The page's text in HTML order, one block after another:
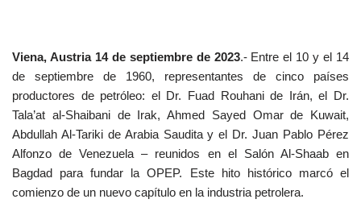
Viena, Austria 14 de septiembre de 2023.- Entre el 10 y el 14
de septiembre de 1960, representantes de cinco países
productores de petróleo: el Dr. Fuad Rouhani de Irán, el Dr.
Tala’at al-Shaibani de Irak, Ahmed Sayed Omar de Kuwait,
Abdullah Al-Tariki de Arabia Saudita y el Dr. Juan Pablo Pérez
Alfonzo de Venezuela – reunidos en el Salón Al-Shaab en
Bagdad para fundar la OPEP. Este hito histórico marcó el
comienzo de un nuevo capítulo en la industria petrolera.